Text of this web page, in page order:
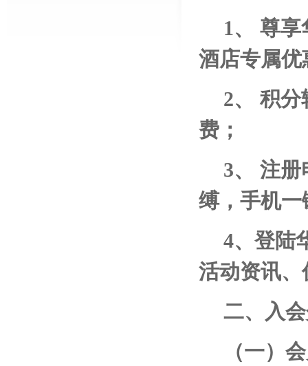
1、 尊
酒店专属
2、 积
费；
3、 注
缚，手机一
4、登陆
活动资讯
二、入
（一）